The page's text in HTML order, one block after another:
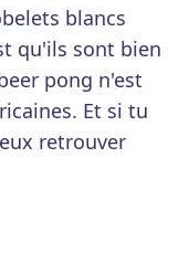
blancs
qu'ils sont bien
pong n'est
Et si tu
retrouver